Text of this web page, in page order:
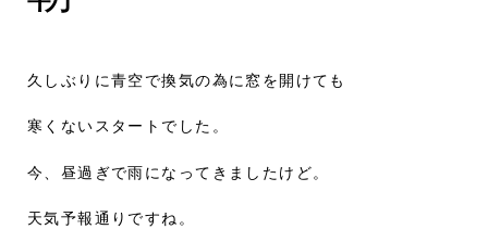
久しぶりに青空で換気の為に窓を開けても
寒くないスタートでした。
今、昼過ぎで雨になってきましたけど。
天気予報通りですね。